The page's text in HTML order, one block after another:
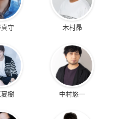
守 木村昴
樹 中村悠一